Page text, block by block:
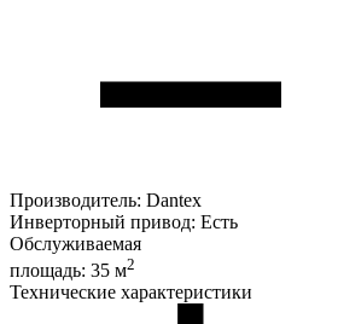
Производитель: Dantex
Инверторный привод: Есть
Обслуживаемая
площадь: 35 м2
Технические характеристики